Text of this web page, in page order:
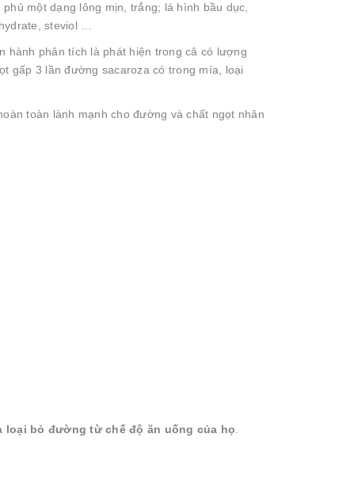
một dạng lông mịn, trắng; lá hình bầu dục,
steviol …
hành phân tích là phát hiện trong câ có lượng
gấp 3 lần đường sacaroza có trong mía, loại
toàn lành mạnh cho đường và chất ngọt nhân
bỏ đường từ chế độ ăn uống của họ